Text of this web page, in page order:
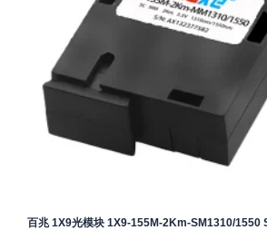
百兆 1X9光模块 1X9-155M-2Km-SM1310/1550